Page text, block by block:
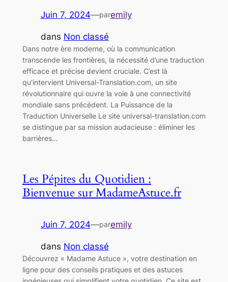
Juin 7, 2024—paremily
dans Non classé
Dans notre ère moderne, où la communication
transcende les frontières, la nécessité d’une traduction
efficace et précise devient cruciale. C’est là
qu’intervient Universal-Translation.com, un site
révolutionnaire qui ouvre la voie à une connectivité
mondiale sans précédent. La Puissance de la
Traduction Universelle Le site universal-translation.com
se distingue par sa mission audacieuse : éliminer les
barrières…
Les Pépites du Quotidien :
Bienvenue sur MadameAstuce.fr
Juin 7, 2024—paremily
dans Non classé
Découvrez « Madame Astuce », votre destination en
ligne pour des conseils pratiques et des astuces